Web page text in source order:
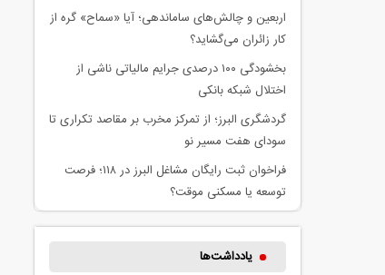
اربعین و چالش‌های ساماندهی؛ آیا «سماح» گره از
کار زائران می‌گشاید؟
بخشودگی ۱۰۰ درصدی جرایم مالیاتی ناشی از
اختلال شبکه بانکی
گردشگری البرز؛ از تمرکز مخرب بر مقاصد تکراری تا
سودای هفت مسیر نو
فراخوان ثبت رایگان مشاغل البرز در ۱۱۸؛ فرصت
توسعه یا مسکنی موقت؟
یادداشت‌ها